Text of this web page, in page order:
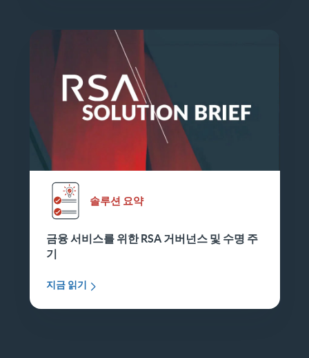
솔루션 요약
금융 서비스를 위한 RSA 거버넌스 및 수명 주
기
지금 읽기